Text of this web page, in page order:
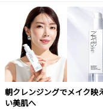
朝クレンジングでメイク映
い美肌へ